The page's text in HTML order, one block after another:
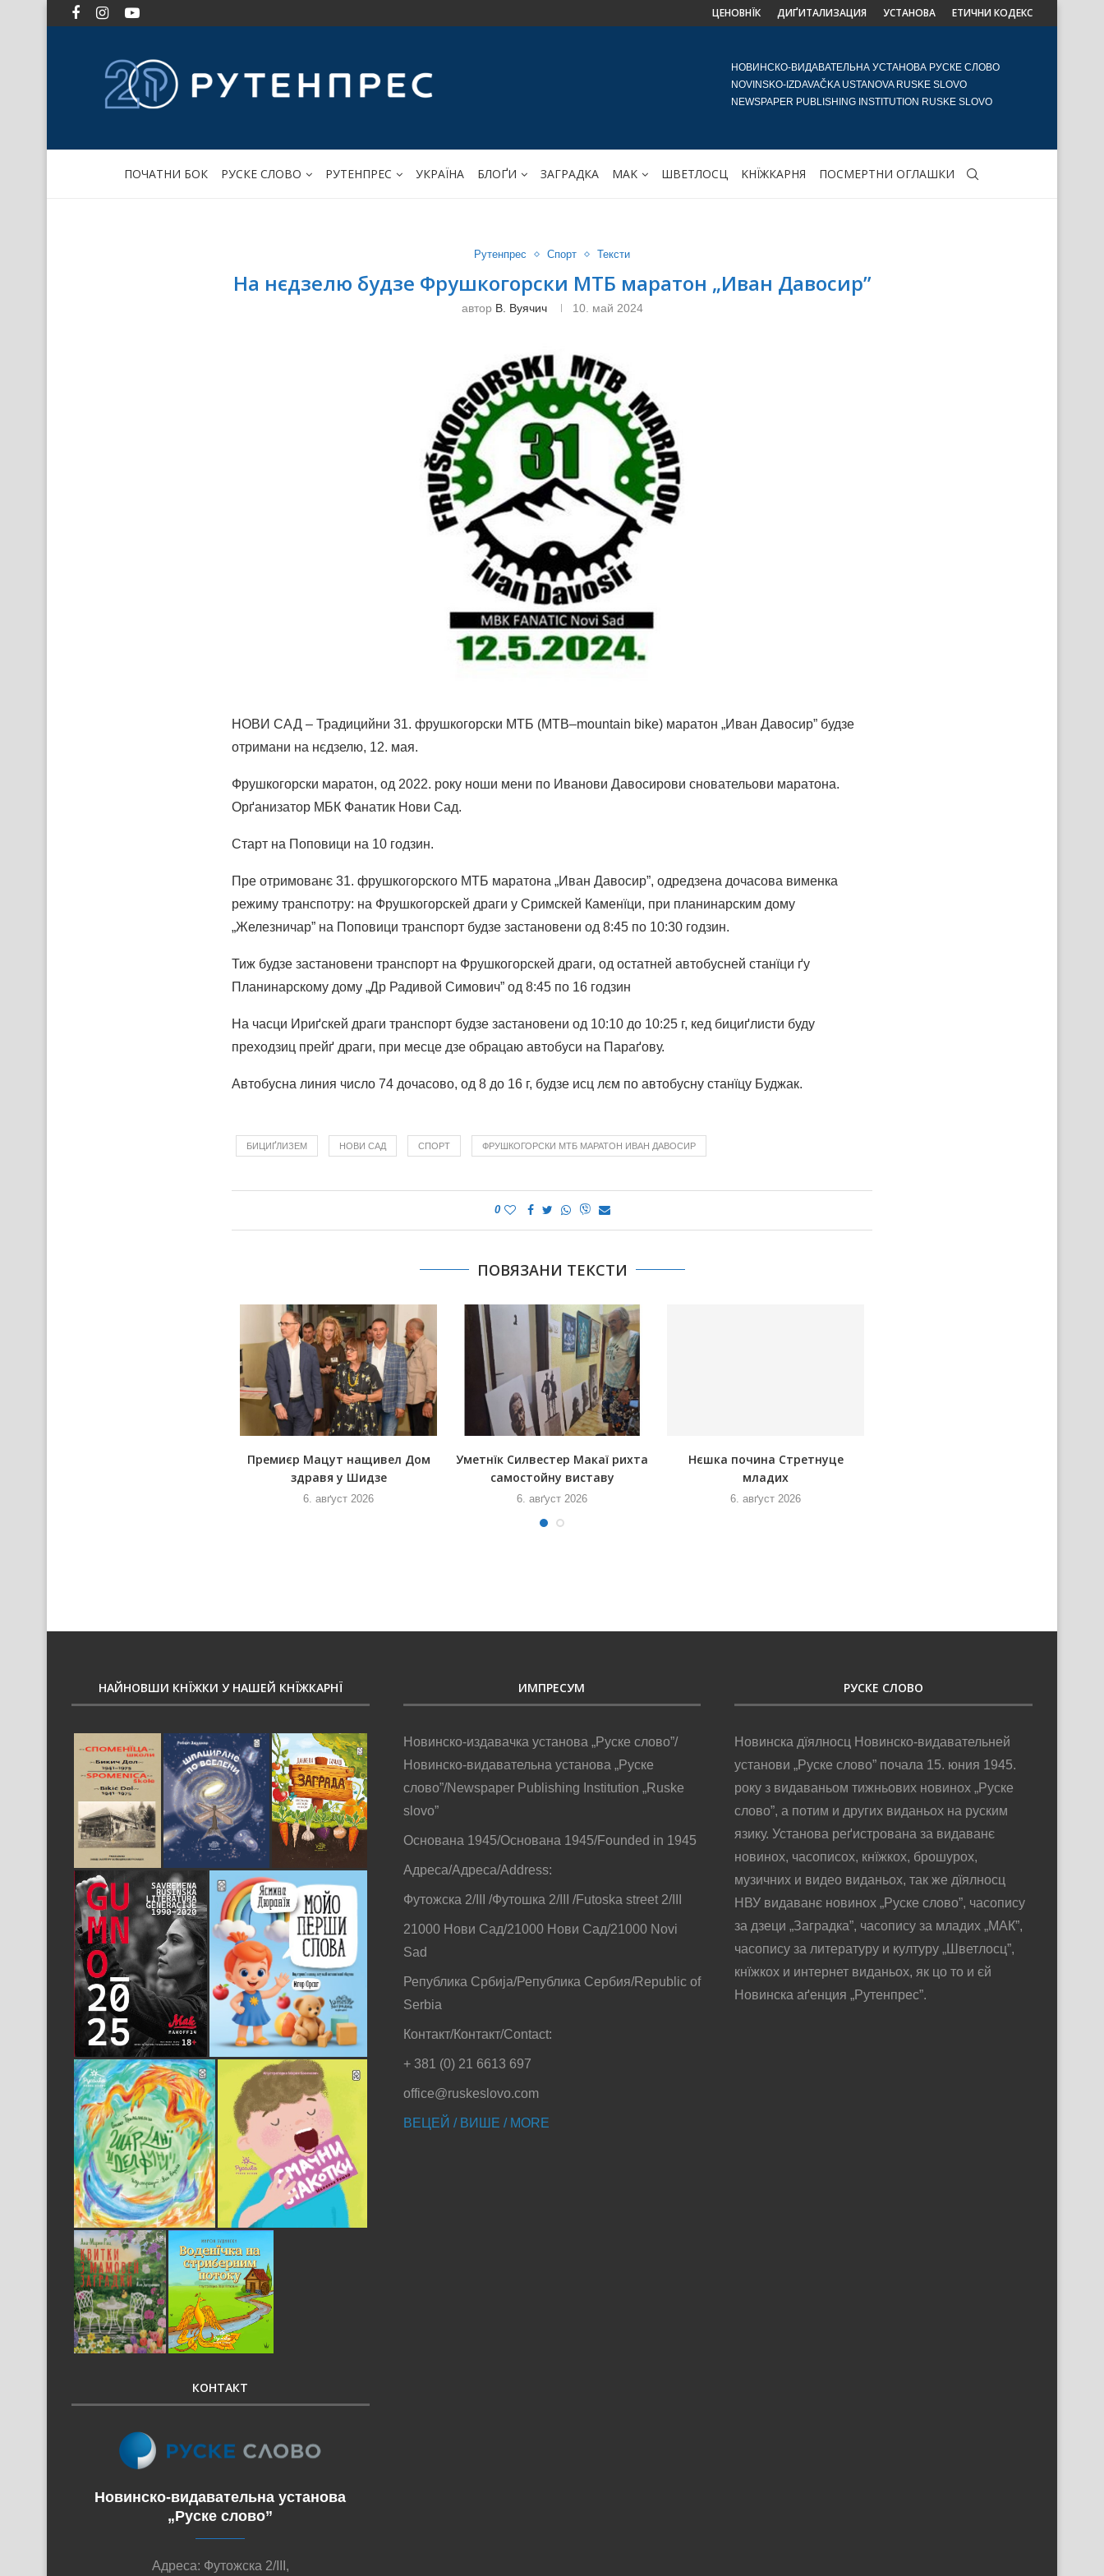
ЦЕНОВНЇК ДИҐИТАЛИЗАЦИЯ УСТАНОВА ЕТИЧНИ КОДЕКС
НОВИНСКО-ВИДАВАТЕЛЬНА УСТАНОВА РУСКЕ СЛОВО
NOVINSKO-IZDAVAČKA USTANOVA RUSKE SLOVO
NEWSPAPER PUBLISHING INSTITUTION RUSKE SLOVO
ПОЧАТНИ БОК РУСКЕ СЛОВО РУТЕНПРЕС УКРАЇНА БЛОҐИ ЗАГРАДКА МАK ШВЕТЛОСЦ KНЇЖКАРНЯ ПОСМЕРТНИ ОГЛАШКИ
Рутенпрес Спорт Тексти
На нєдзелю будзе Фрушкогорски МТБ маратон „Иван Давосир”
автор В. Вуячич 10. май 2024
НОВИ САД – Традицийни 31. фрушкогорски МТБ (MTB–mountain bike) маратон „Иван Давосир” будзе
отримани на нєдзелю, 12. мая.
Фрушкогорски маратон, од 2022. року ноши мени по Иванови Давосирови сновательови маратона.
Орґанизатор МБК Фанатик Нови Сад.
Старт на Поповици на 10 годзин.
Пре отримованє 31. фрушкогорского МТБ маратона „Иван Давосир”, одредзена дочасова вименка
режиму транспотру: на Фрушкогорскей драги у Сримскей Каменїци, при планинарским дому
„Железничар” на Поповици транспорт будзе застановени од 8:45 по 10:30 годзин.
Тиж будзе застановени транспорт на Фрушкогорскей драги, од остатней автобусней станїци ґу
Планинарскому дому „Др Радивой Симович” од 8:45 по 16 годзин
На часци Ириґскей драги транспорт будзе застановени од 10:10 до 10:25 г, кед бициґлисти буду
преходзиц прейґ драги, при месце дзе обрацаю автобуси на Параґову.
Автобусна линия число 74 дочасово, од 8 до 16 г, будзе исц лєм по автобусну станїцу Буджак.
БИЦИҐЛИЗЕМ НОВИ САД СПОРТ ФРУШКОГОРСКИ МТБ МАРАТОН ИВАН ДАВОСИР
0
ПОВЯЗАНИ ТЕКСТИ
Премиєр Мацут нащивел Дом
здравя у Шидзе
6. авґуст 2026
Уметнїк Силвестер Макаї рихта
самостойну виставу
6. авґуст 2026
Нєшка почина Стретнуце
младих
6. авґуст 2026
НАЙНОВШИ КНЇЖКИ У НАШЕЙ КНЇЖКАРНЇ
КОНТАКТ
Новинско-видавательна установа
„Руске слово”
Адреса: Футожска 2/III,
ИМПРЕСУМ
Новинско-издавачка установа „Руске слово”/
Новинско-видавательна установа „Руске
слово”/Newspaper Publishing Institution „Ruske
slovo”
Основана 1945/Основана 1945/Founded in 1945
Адреса/Адреса/Address:
Футожска 2/III /Футошка 2/III /Futoska street 2/III
21000 Нови Сад/21000 Нови Сад/21000 Novi
Sad
Република Србија/Република Сербия/Republic of
Serbia
Контакт/Контакт/Contact:
+ 381 (0) 21 6613 697
office@ruskeslovo.com
ВЕЦЕЙ / ВИШЕ / MORE
РУСКЕ СЛОВО
Новинска дїялносц Новинско-видавательней
установи „Руске слово” почала 15. юния 1945.
року з видаваньом тижньових новинох „Руске
слово”, а потим и других виданьох на руским
язику. Установа реґистрована за видаванє
новинох, часописох, кнїжкох, брошурох,
музичних и видео виданьох, так же дїялносц
НВУ видаванє новинох „Руске слово”, часопису
за дзеци „Заградка”, часопису за младих „МАК”,
часопису за литературу и културу „Шветлосц”,
кнїжкох и интернет виданьох, як цо то и єй
Новинска аґенция „Рутенпрес”.